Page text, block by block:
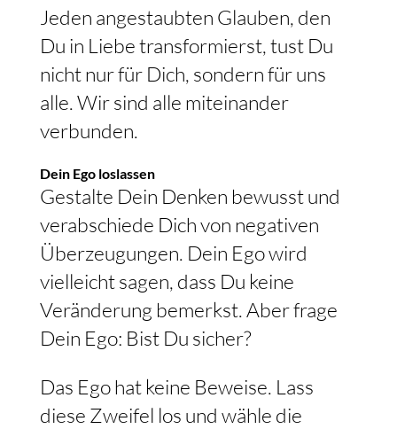
Jeden angestaubten Glauben, den
Du in Liebe transformierst, tust Du
nicht nur für Dich, sondern für uns
alle. Wir sind alle miteinander
verbunden.
Dein Ego loslassen
Gestalte Dein Denken bewusst und
verabschiede Dich von negativen
Überzeugungen. Dein Ego wird
vielleicht sagen, dass Du keine
Veränderung bemerkst. Aber frage
Dein Ego: Bist Du sicher?
Das Ego hat keine Beweise. Lass
diese Zweifel los und wähle die